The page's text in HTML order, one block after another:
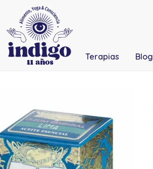
Terapias Blog